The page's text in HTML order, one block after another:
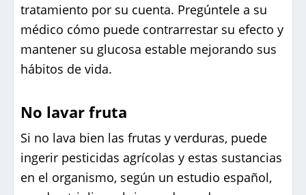
tratamiento por su cuenta. Pregúntele a su
médico cómo puede contrarrestar su efecto y
mantener su glucosa estable mejorando sus
hábitos de vida.
No lavar fruta
Si no lava bien las frutas y verduras, puede
ingerir pesticidas agrícolas y estas sustancias
en el organismo, según un estudio español,